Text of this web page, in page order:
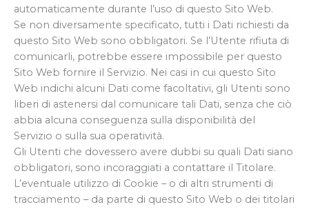
automaticamente durante l’uso di questo Sito Web.
Se non diversamente specificato, tutti i Dati richiesti da
questo Sito Web sono obbligatori. Se l’Utente rifiuta di
comunicarli, potrebbe essere impossibile per questo
Sito Web fornire il Servizio. Nei casi in cui questo Sito
Web indichi alcuni Dati come facoltativi, gli Utenti sono
liberi di astenersi dal comunicare tali Dati, senza che ciò
abbia alcuna conseguenza sulla disponibilità del
Servizio o sulla sua operatività.
Gli Utenti che dovessero avere dubbi su quali Dati siano
obbligatori, sono incoraggiati a contattare il Titolare.
L’eventuale utilizzo di Cookie – o di altri strumenti di
tracciamento – da parte di questo Sito Web o dei titolari